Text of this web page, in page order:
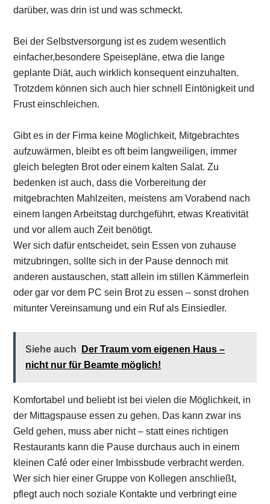
darüber, was drin ist und was schmeckt.
Bei der Selbstversorgung ist es zudem wesentlich
einfacher,besondere Speisepläne, etwa die lange
geplante Diät, auch wirklich konsequent einzuhalten.
Trotzdem können sich auch hier schnell Eintönigkeit und
Frust einschleichen.
Gibt es in der Firma keine Möglichkeit, Mitgebrachtes
aufzuwärmen, bleibt es oft beim langweiligen, immer
gleich belegten Brot oder einem kalten Salat. Zu
bedenken ist auch, dass die Vorbereitung der
mitgebrachten Mahlzeiten, meistens am Vorabend nach
einem langen Arbeitstag durchgeführt, etwas Kreativität
und vor allem auch Zeit benötigt.
Wer sich dafür entscheidet, sein Essen von zuhause
mitzubringen, sollte sich in der Pause dennoch mit
anderen austauschen, statt allein im stillen Kämmerlein
oder gar vor dem PC sein Brot zu essen – sonst drohen
mitunter Vereinsamung und ein Ruf als Einsiedler.
Siehe auch
Der Traum vom eigenen Haus –
nicht nur für Beamte möglich!
Komfortabel und beliebt ist bei vielen die Möglichkeit, in
der Mittagspause essen zu gehen. Das kann zwar ins
Geld gehen, muss aber nicht – statt eines richtigen
Restaurants kann die Pause durchaus auch in einem
kleinen Café oder einer Imbissbude verbracht werden.
Wer sich hier einer Gruppe von Kollegen anschließt,
pflegt auch noch soziale Kontakte und verbringt eine